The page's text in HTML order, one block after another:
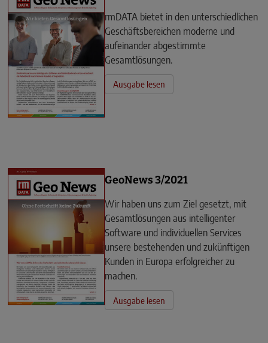
rmDATA bietet in den unterschiedlichen
Geschäftsbereichen moderne und
aufeinander abgestimmte
Gesamtlösungen.
Ausgabe lesen
GeoNews 3/2021
Wir haben uns zum Ziel gesetzt, mit
Gesamtlösungen aus intelligenter
Software und individuellen Services
unsere bestehenden und zukünftigen
Kunden in Europa erfolgreicher zu
machen.
Ausgabe lesen